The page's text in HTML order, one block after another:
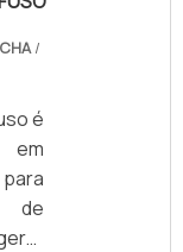
/
é
em
de